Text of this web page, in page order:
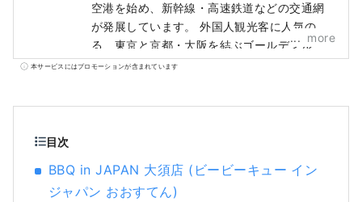
空港を始め、新幹線・高速鉄道などの交通網
が発展しています。 外国人観光客に人気のあ
る、東京と京都・大阪を結ぶゴールデンルー
トの中央に位置し、国内外からのアクセスに
の和菓子など、豊かな伝統文化を楽しむこと
ができます。 また、名古屋では、さまざまな
more
本サービスにはプロモーションが含まれています
目次
BBQ in JAPAN 大須店 (ビービーキュー イン
ジャパン おおすてん)